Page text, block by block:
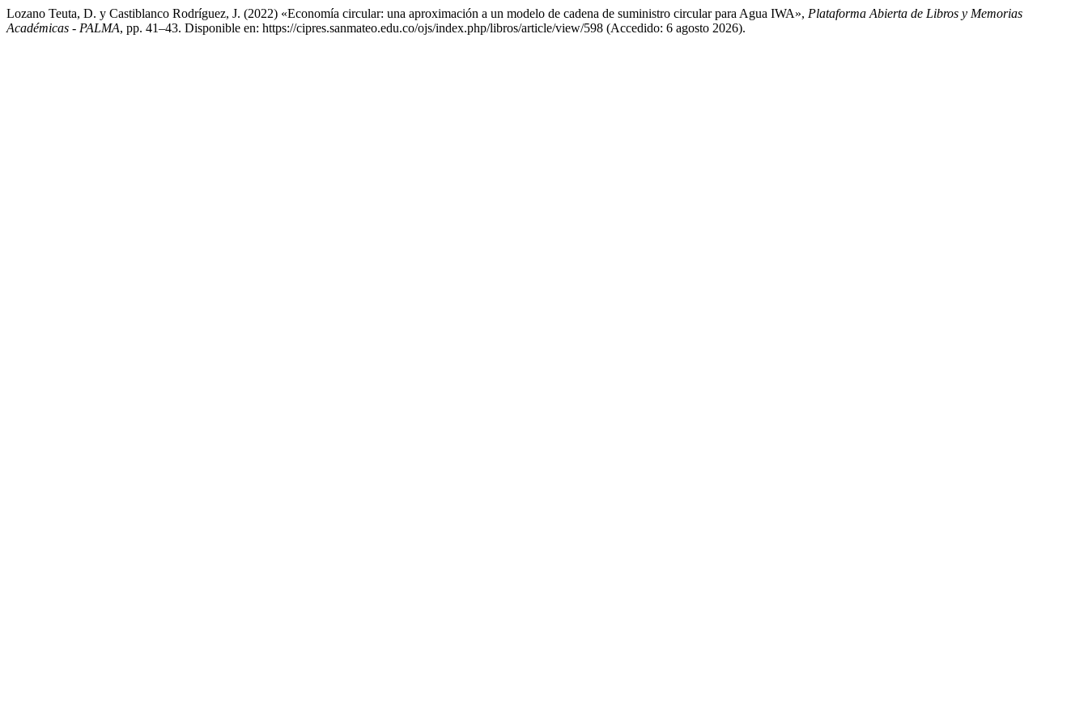
Lozano Teuta, D. y Castiblanco Rodríguez, J. (2022) «Economía circular: una aproximación a un modelo de cadena de suministro circular para Agua IWA», Plataforma Abierta de Libros y Memorias
Académicas - PALMA, pp. 41–43. Disponible en: https://cipres.sanmateo.edu.co/ojs/index.php/libros/article/view/598 (Accedido: 6 agosto 2026).